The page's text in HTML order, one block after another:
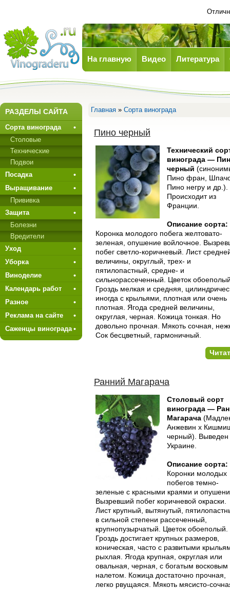
Виноград
На главную Видео Литература
Главная » Сорта винограда
Пино черный
Технический
винограда —
черный
Пино фран,
Пино негру и др.).
Происходит из
Франции.
Описание сорта:
Коронка молодого побега желтовато-
зеленая, опушение войлоч­ное.
побег светло-коричневый. Лист
величи­ны, округлый, трех- и
пятилопастный, средне- и
сильнорассеченный. Цветок
Гроздь мелкая и средняя,
иногда с крыльями, плотная или очень
плотная. Ягода средней величины,
округлая, черная. Кожица тонкая. Но
довольно проч­ная. Мякоть сочная,
Сок бесцветный, гармоничный.
Ранний Магарача
Столовый сорт
винограда —
Магарача
Анжевин х
черный). Выведен
Украине.
Описание сорта:
Коронки молодых
побегов темно-
зеленые с красными краями и
Вызревший побег коричневой окраски.
Лист круп­ный, вытянутый,
в сильной степени рассеченный,
крупнопузырчатый. Цветок обоеполый.
Гроздь достигает круп­ных размеров,
коническая, часто с развитыми
рыхлая. Ягода крупная, округлая или
овальная, черная, с богатым воско­вым
налетом. Кожица достаточно прочная,
легко рвущаяся. Мя­коть мясисто-
РАЗДЕЛЫ САЙТА
Сорта винограда
Столовые
Технические
Подвои
Посадка
Выращивание
Прививкa
Защита
Болезни
Вредители
Уход
Уборка
Виноделие
Календарь работ
Разное
Реклама на сайте
Саженцы винограда